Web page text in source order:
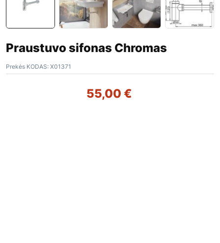
Praustuvo sifonas Chromas
Prekės KODAS: X01371
55,00 €